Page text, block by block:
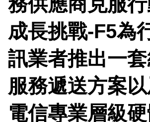
成長挑戰-F5為
訊業者推出一
服務遞送方案
電信專業層級